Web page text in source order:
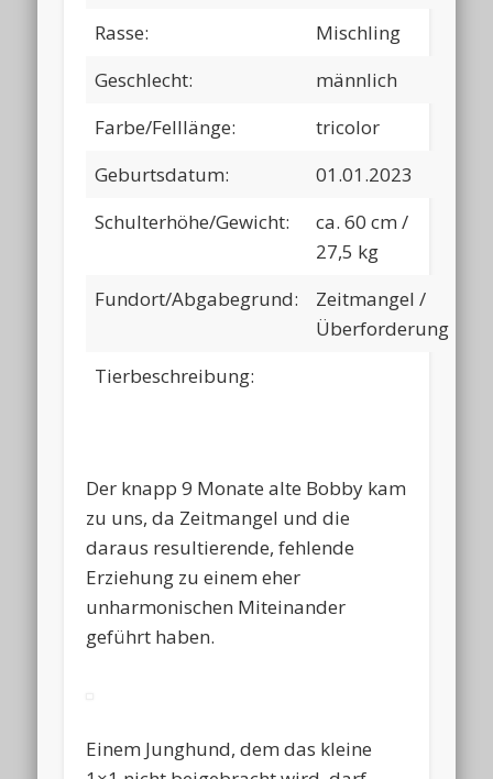
Rasse:
Mischling
Geschlecht:
männlich
Farbe/Felllänge:
tricolor
Geburtsdatum:
01.01.2023
Schulterhöhe/Gewicht:
ca. 60 cm /
27,5 kg
Fundort/Abgabegrund:
Zeitmangel /
Überforderung
Tierbeschreibung:
Der knapp 9 Monate alte Bobby kam
zu uns, da Zeitmangel und die
daraus resultierende, fehlende
Erziehung zu einem eher
unharmonischen Miteinander
geführt haben.
Einem Junghund, dem das kleine